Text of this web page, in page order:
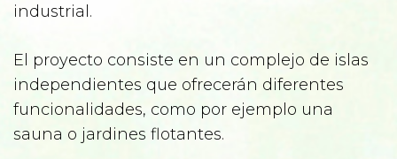
industrial.
El proyecto consiste en un complejo de islas
independientes que ofrecerán diferentes
funcionalidades, como por ejemplo una
sauna o jardines flotantes.